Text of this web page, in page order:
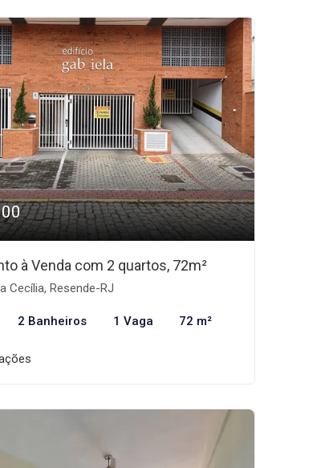
à Venda com 2 quartos, 72m²
Cecília, Resende-RJ
2 Banheiros 1 Vaga 72 m²